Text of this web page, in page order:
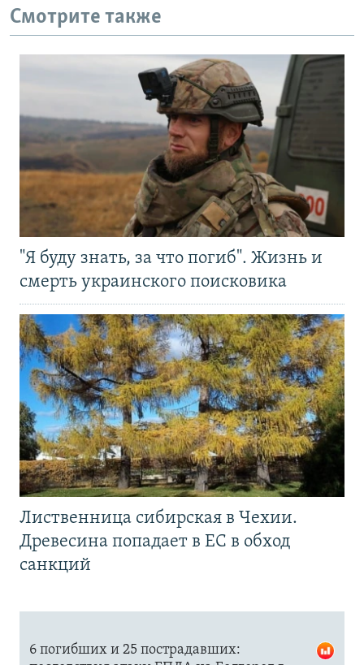
Смотрите также
"Я буду знать, за что погиб". Жизнь и
смерть украинского поисковика
Лиственница сибирская в Чехии.
Древесина попадает в ЕС в обход
санкций